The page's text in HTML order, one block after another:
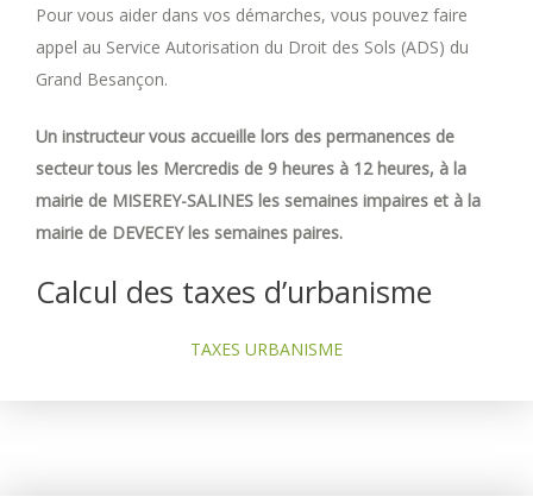
Pour vous aider dans vos démarches, vous pouvez faire
appel au Service Autorisation du Droit des Sols (ADS) du
Grand Besançon.
Un instructeur vous accueille lors des permanences de
secteur tous les Mercredis de 9 heures à 12 heures, à la
mairie de MISEREY-SALINES les semaines impaires et à la
mairie de DEVECEY les semaines paires.
Calcul des taxes d’urbanisme
TAXES URBANISME